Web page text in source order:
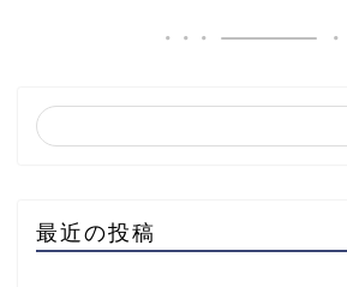
最近の投稿